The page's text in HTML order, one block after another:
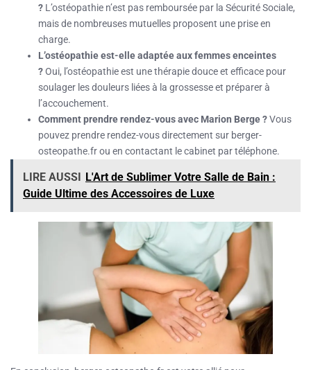
? L’ostéopathie n’est pas remboursée par la Sécurité Sociale,
mais de nombreuses mutuelles proposent une prise en
charge.
L’ostéopathie est-elle adaptée aux femmes enceintes
?Oui, l’ostéopathie est une thérapie douce et efficace pour
soulager les douleurs liées à la grossesse et préparer à
l’accouchement.
Comment prendre rendez-vous avec Marion Berge ?Vous
pouvez prendre rendez-vous directement sur berger-
osteopathe.fr ou en contactant le cabinet par téléphone.
LIRE AUSSI L'Art de Sublimer Votre Salle de Bain :
Guide Ultime des Accessoires de Luxe